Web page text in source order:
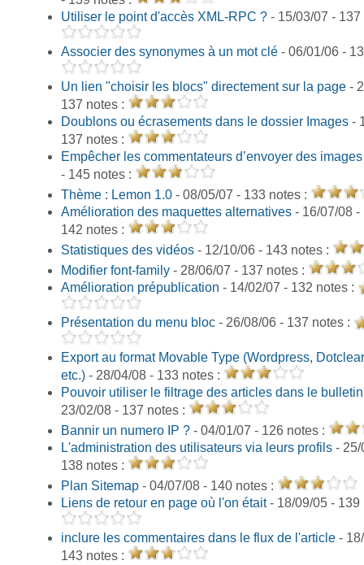
Utiliser le point d'accès XML-RPC ? - 15/03/07 -
Associer des synonymes à un mot clé - 06/01/06 -
Un lien "choisir les blocs" directement sur la page -
137 notes :
Doublons ou écrasements dans le dossier Images -
137 notes :
Empêcher les commentateurs d’envoyer des images
- 145 notes :
Thème : Lemon 1.0 - 08/05/07 - 133 notes :
Amélioration des maquettes alternatives - 16/07/08 -
142 notes :
Statistiques des vidéos - 12/10/06 - 143 notes :
Modifier font-family - 28/06/07 - 137 notes :
Amélioration prépublication - 14/02/07 - 132 notes :
Présentation du menu bloc - 26/08/06 - 137 notes :
Export au format Movable Type (Wordpress,
etc.) - 28/04/08 - 133 notes :
Pouvoir utiliser le filtrage des articles dans le
23/02/08 - 137 notes :
Bannir un numero IP ? - 04/01/07 - 126 notes :
L'administration des utilisateurs via leurs profils - 25/
138 notes :
Plan Sitemap - 04/07/08 - 140 notes :
Liens de retour en page où l'on était- 18/09/05 - 139
inclure les commentaires dans le flux de l'article -
143 notes :